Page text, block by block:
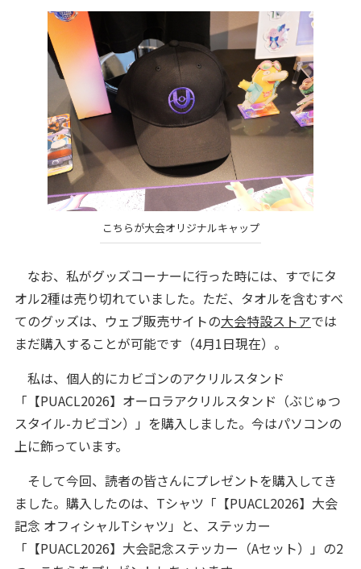
こちらが大会オリジナルキャップ
なお、私がグッズコーナーに行った時には、すでにタ
オル2種は売り切れていました。ただ、タオルを含むすべ
てのグッズは、ウェブ販売サイトの大会特設ストアでは
まだ購入することが可能です（4月1日現在）。
私は、個人的にカビゴンのアクリルスタンド
「【PUACL2026】オーロラアクリルスタンド（ぶじゅつ
スタイル-カビゴン）」を購入しました。今はパソコンの
上に飾っています。
そして今回、読者の皆さんにプレゼントを購入してき
ました。購入したのは、Tシャツ「【PUACL2026】大会
記念 オフィシャルTシャツ」と、ステッカー
「【PUACL2026】大会記念ステッカー（Aセット）」の2